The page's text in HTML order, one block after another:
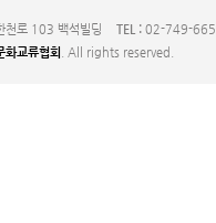
천로 103 백석빌딩 TEL : 02-749-
화교류협회 . All rights reserved.